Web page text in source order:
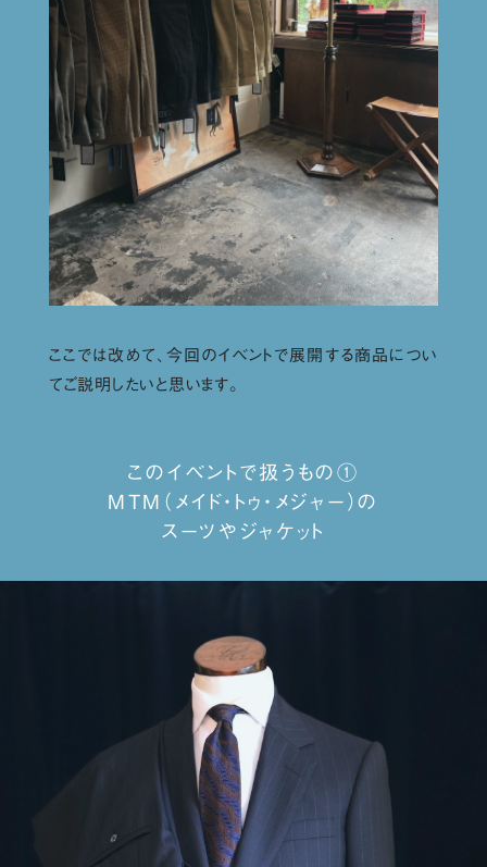
ここでは改めて、今回のイベントで展開する商品につい
てご説明したいと思います。
このイベントで扱うもの①
MTM（メイド・トゥ・メジャー）の
スーツやジャケット